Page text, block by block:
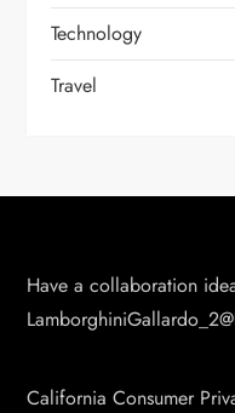
Technology
Travel
Have a collaboration
California Consumer